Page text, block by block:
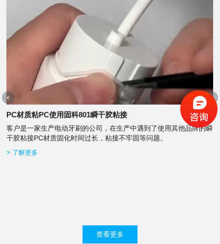
PC材质粘PC使用固科801瞬干胶粘接
客户是一家生产电动牙刷的公司，在生产中遇到了使用其他品牌的瞬
干胶粘接PC材质固化时间过长，粘接不牢固等问题。
> 了解更多
查看更多